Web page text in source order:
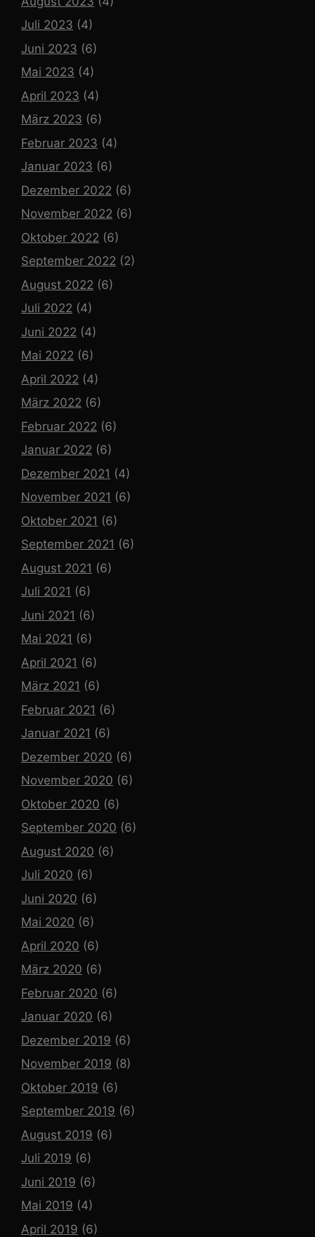
Juli 2023 (4)
Juni 2023 (6)
Mai 2023 (4)
April 2023 (4)
März 2023 (6)
Februar 2023 (4)
Januar 2023 (6)
Dezember 2022 (6)
November 2022 (6)
Oktober 2022 (6)
September 2022 (2)
August 2022 (6)
Juli 2022 (4)
Juni 2022 (4)
Mai 2022 (6)
April 2022 (4)
März 2022 (6)
Februar 2022 (6)
Januar 2022 (6)
Dezember 2021 (4)
November 2021 (6)
Oktober 2021 (6)
September 2021 (6)
August 2021 (6)
Juli 2021 (6)
Juni 2021 (6)
Mai 2021 (6)
April 2021 (6)
März 2021 (6)
Februar 2021 (6)
Januar 2021 (6)
Dezember 2020 (6)
November 2020 (6)
Oktober 2020 (6)
September 2020 (6)
August 2020 (6)
Juli 2020 (6)
Juni 2020 (6)
Mai 2020 (6)
April 2020 (6)
März 2020 (6)
Februar 2020 (6)
Januar 2020 (6)
Dezember 2019 (6)
November 2019 (8)
Oktober 2019 (6)
September 2019 (6)
August 2019 (6)
Juli 2019 (6)
Juni 2019 (6)
Mai 2019 (4)
April 2019 (6)